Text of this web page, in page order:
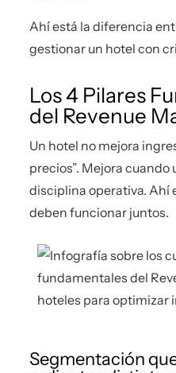
Ahí está la diferencia
gestionar un hotel con
Los 4 Pilares
del Revenue
Un hotel no mejora
precios”. Mejora
disciplina operativa. Ahí
deben funcionar juntos.
Segmentación